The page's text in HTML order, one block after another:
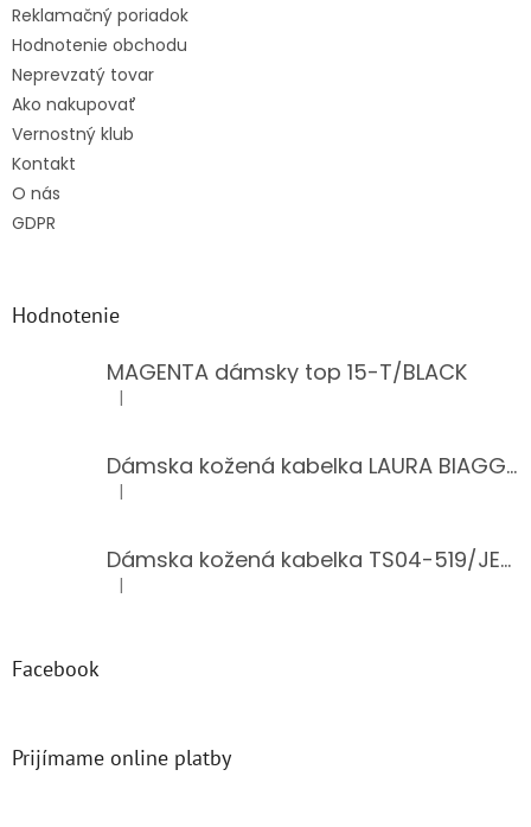
Reklamačný poriadok
Hodnotenie obchodu
Neprevzatý tovar
Ako nakupovať
Vernostný klub
Kontakt
O nás
GDPR
Hodnotenie
MAGENTA dámsky top 15-T/BLACK
Hodnotenie produktu je 5 z 5 hviezdičiek.
|
Dámska kožená kabelka LAURA BIAGGI 944-PINK
Hodnotenie produktu je 5 z 5 hviezdičiek.
|
Dámska kožená kabelka TS04-519/JEANS BLUE
Hodnotenie produktu je 5 z 5 hviezdičiek.
|
Facebook
Prijímame online platby